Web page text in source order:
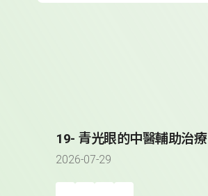
19- 青光眼的中醫輔助治療
2026-07-29